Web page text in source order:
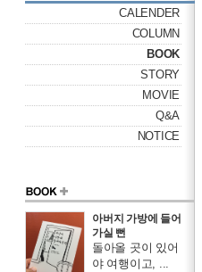
CALENDER
COLUMN
BOOK
STORY
MOVIE
Q&A
NOTICE
아버지 가방에 들어
가실 뻔
돌아올 곳이 있어
야 여행이고, ...